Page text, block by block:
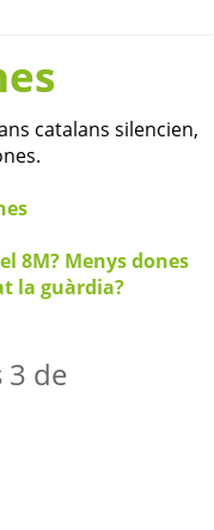
catalans silencien,
8M? Menys dones
la guàrdia?
3 de